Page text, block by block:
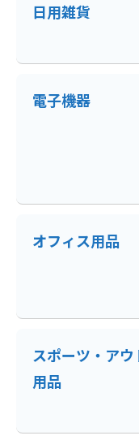
日用雑貨
電子機器
オフィス用品
スポーツ・アウ
用品